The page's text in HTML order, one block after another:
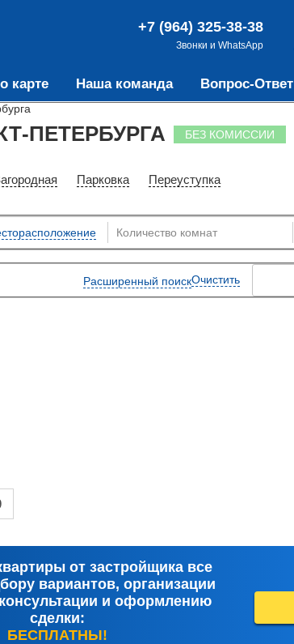
+7 (964) 325-38-38
Звонки и WhatsApp
карте Наша команда Вопрос-Ответ
ПЕТЕРБУРГА БЕЗ КОМИССИИ
Парковка Переуступка
Расширенный поискОчистить
от застройщика все
вариантов, организации
и оформлению
сделки:
БЕСПЛАТНЫ!